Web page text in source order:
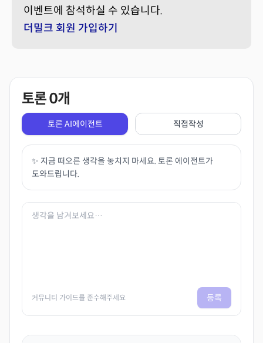
이벤트에 참석하실 수 있습니다.
더밀크 회원 가입하기
토론0개
토론 AI에이전트 직접작성
✨ 지금 떠오른 생각을 놓치지 마세요. 토론 에이전트가
도와드립니다.
커뮤니티 가이드를 준수해주세요 등록